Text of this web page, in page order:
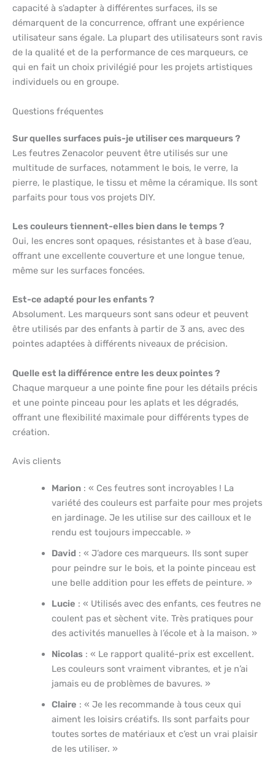
capacité à s’adapter à différentes surfaces, ils se
démarquent de la concurrence, offrant une expérience
utilisateur sans égale. La plupart des utilisateurs sont ravis
de la qualité et de la performance de ces marqueurs, ce
qui en fait un choix privilégié pour les projets artistiques
individuels ou en groupe.
Questions fréquentes
Sur quelles surfaces puis-je utiliser ces marqueurs ?
Les feutres Zenacolor peuvent être utilisés sur une
multitude de surfaces, notamment le bois, le verre, la
pierre, le plastique, le tissu et même la céramique. Ils sont
parfaits pour tous vos projets DIY.
Les couleurs tiennent-elles bien dans le temps ?
Oui, les encres sont opaques, résistantes et à base d’eau,
offrant une excellente couverture et une longue tenue,
même sur les surfaces foncées.
Est-ce adapté pour les enfants ?
Absolument. Les marqueurs sont sans odeur et peuvent
être utilisés par des enfants à partir de 3 ans, avec des
pointes adaptées à différents niveaux de précision.
Quelle est la différence entre les deux pointes ?
Chaque marqueur a une pointe fine pour les détails précis
et une pointe pinceau pour les aplats et les dégradés,
offrant une flexibilité maximale pour différents types de
création.
Avis clients
Marion: « Ces feutres sont incroyables ! La
variété des couleurs est parfaite pour mes projets
en jardinage. Je les utilise sur des cailloux et le
rendu est toujours impeccable. »
David : « J’adore ces marqueurs. Ils sont super
pour peindre sur le bois, et la pointe pinceau est
une belle addition pour les effets de peinture. »
Lucie : « Utilisés avec des enfants, ces feutres ne
coulent pas et sèchent vite. Très pratiques pour
des activités manuelles à l’école et à la maison. »
Nicolas: « Le rapport qualité-prix est excellent.
Les couleurs sont vraiment vibrantes, et je n’ai
jamais eu de problèmes de bavures. »
Claire : « Je les recommande à tous ceux qui
aiment les loisirs créatifs. Ils sont parfaits pour
toutes sortes de matériaux et c’est un vrai plaisir
de les utiliser. »